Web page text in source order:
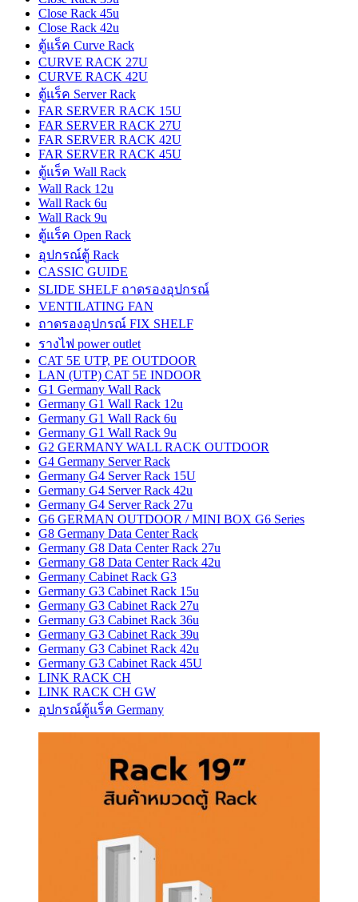
Close Rack 45u
Close Rack 42u
ตู้แร็ค Curve Rack
CURVE RACK 27U
CURVE RACK 42U
ตู้แร็ค Server Rack
FAR SERVER RACK 15U
FAR SERVER RACK 27U
FAR SERVER RACK 42U
FAR SERVER RACK 45U
ตู้แร็ค Wall Rack
Wall Rack 12u
Wall Rack 6u
Wall Rack 9u
ตู้แร็ค Open Rack
อุปกรณ์ตู้ Rack
CASSIC GUIDE
SLIDE SHELF ถาดรองอุปกรณ์
VENTILATING FAN
ถาดรองอุปกรณ์ FIX SHELF
รางไฟ power outlet
CAT 5E UTP, PE OUTDOOR
LAN (UTP) CAT 5E INDOOR
G1 Germany Wall Rack
Germany G1 Wall Rack 12u
Germany G1 Wall Rack 6u
Germany G1 Wall Rack 9u
G2 GERMANY WALL RACK OUTDOOR
G4 Germany Server Rack
Germany G4 Server Rack 15U
Germany G4 Server Rack 42u
Germany G4 Server Rack 27u
G6 GERMAN OUTDOOR / MINI BOX G6 Series
G8 Germany Data Center Rack
Germany G8 Data Center Rack 27u
Germany G8 Data Center Rack 42u
Germany Cabinet Rack G3
Germany G3 Cabinet Rack 15u
Germany G3 Cabinet Rack 27u
Germany G3 Cabinet Rack 36u
Germany G3 Cabinet Rack 39u
Germany G3 Cabinet Rack 42u
Germany G3 Cabinet Rack 45U
LINK RACK CH
LINK RACK CH GW
อุปกรณ์ตู้แร็ค Germany